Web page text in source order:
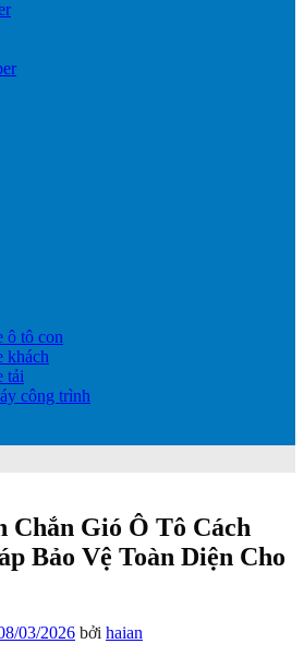
ô tô con
khách
tải
công trình
Chắn Gió Ô Tô Cách
Bảo Vệ Toàn Diện Cho
03/2026 bởi haian